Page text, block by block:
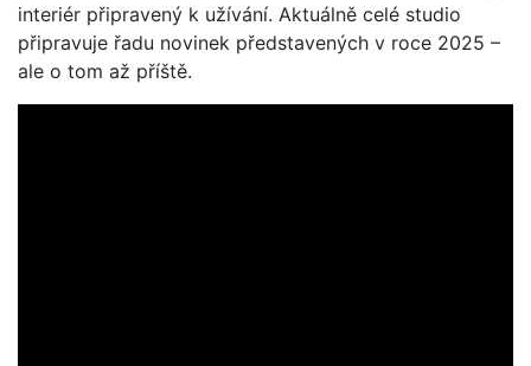
interiér připravený k užívání. Aktuálně celé studio
připravuje řadu novinek představených v roce 2025 –
ale o tom až příště.